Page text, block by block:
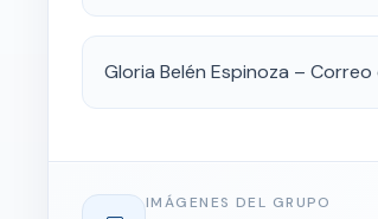
Gloria Belén Espinoza –
IMÁGENES DEL GRUPO